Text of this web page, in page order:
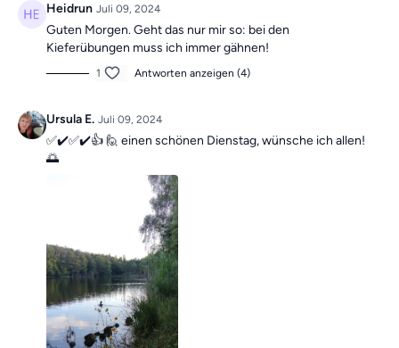
vergangen Einheiten.
Heidrun Juli 09, 2024
Guten Morgen. Geht das nur mir so: bei den
Kieferübungen muss ich immer gähnen!
1 Antworten anzeigen (4)
Ursula E. Juli 09, 2024
✅✔️✅✔️👍 🙋 einen schönen Dienstag, wünsche ich allen!
🌅